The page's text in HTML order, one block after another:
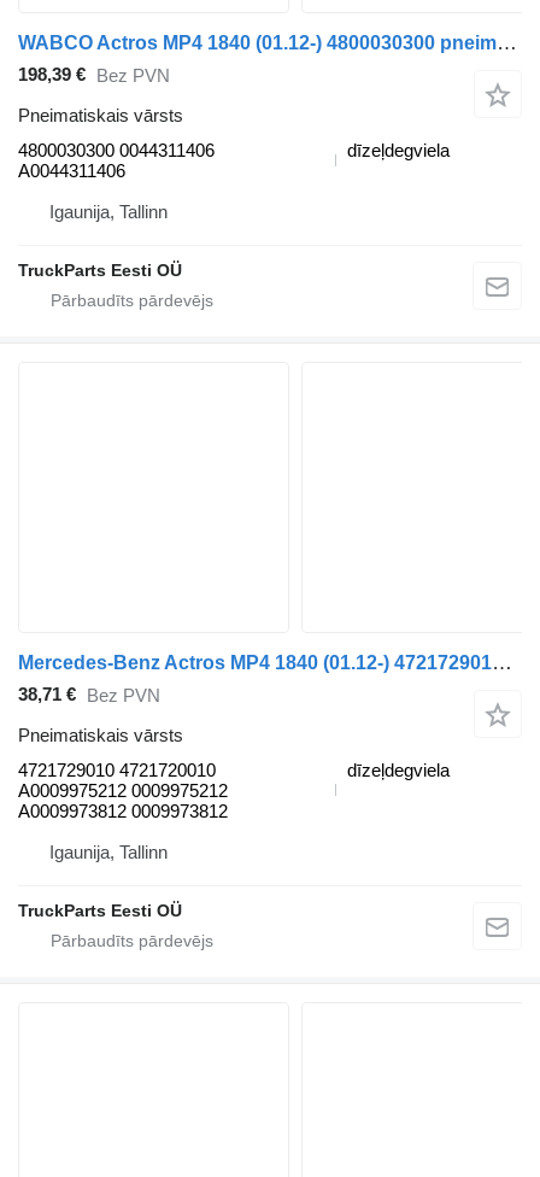
WABCO Actros MP4 1840 (01.12-) 4800030300 pneimatiskais vārsts paredzēts Mercedes-Benz Actros MP4 Antos Arocs (2012-) vilcēja
198,39 € Bez PVN
Pneimatiskais vārsts
4800030300 0044311406
A0044311406
dīzeļdegviela
Igaunija, Tallinn
TruckParts Eesti OÜ
Mercedes-Benz Actros MP4 1840 (01.12-) 4721729010 pneimatiskais vārsts paredzēts Mercedes-Benz Actros MP4 Antos Arocs (2012-) vilcēja
38,71 € Bez PVN
Pneimatiskais vārsts
4721729010 4721720010
A0009975212 0009975212
A0009973812 0009973812
dīzeļdegviela
Igaunija, Tallinn
TruckParts Eesti OÜ